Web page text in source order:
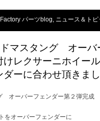
パーツblog, ニュース＆トピ
マスタング オーバ
レクサーニホイー
ーに合わせ頂きま
オーバーフェンダー第２弾完成
をオーバーフェンダーに